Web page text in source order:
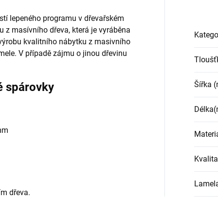
lepeného programu v dřevařském
z masívního dřeva, která je vyráběna
kvalitního nábytku z masivního
V případě zájmu o jinou dřevinu
spárovky
dřeva.
Šířka
Kvalita